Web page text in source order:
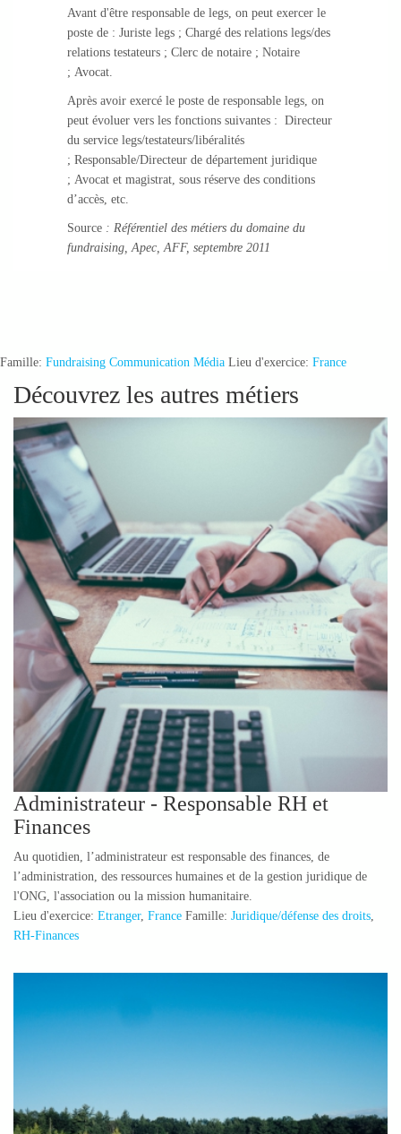
Avant d'être responsable de legs, on peut exercer le
poste de : Juriste legs ; Chargé des relations legs/des
relations testateurs ; Clerc de notaire ; Notaire
; Avocat.
Après avoir exercé le poste de responsable legs, on
peut évoluer vers les fonctions suivantes : Directeur
du service legs/testateurs/libéralités
; Responsable/Directeur de département juridique
; Avocat et magistrat, sous réserve des conditions
d’accès, etc.
Source : Référentiel des métiers du domaine du
fundraising, Apec, AFF, septembre 2011
Famille: Fundraising Communication Média Lieu d'exercice: France
Découvrez les autres métiers
Administrateur - Responsable RH et
Finances
Au quotidien, l’administrateur est responsable des finances, de
l’administration, des ressources humaines et de la gestion juridique de
l'ONG, l'association ou la mission humanitaire.
Lieu d'exercice: Etranger, France Famille: Juridique/défense des droits,
RH-Finances